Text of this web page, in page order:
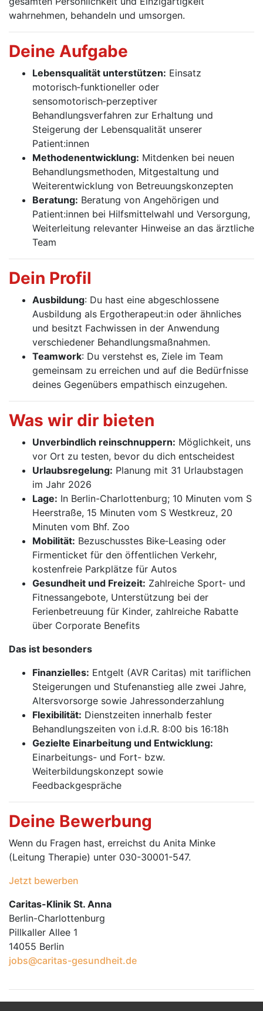
wahrnehmen, behandeln und umsorgen.
Deine Aufgabe
Lebensqualität unterstützen: Einsatz
motorisch‑funktioneller oder
sensomotorisch‑perzeptiver
Behandlungsverfahren zur Erhaltung und
Steigerung der Lebensqualität unserer
Patient:innen
Methodenentwicklung: Mitdenken bei neuen
Behandlungsmethoden, Mitgestaltung und
Weiterentwicklung von Betreuungskonzepten
Beratung: Beratung von Angehörigen und
Patient:innen bei Hilfsmittelwahl und ­Versorgung,
Weiterleitung relevanter Hinweise an das ärztliche
Team
Dein Profil
Ausbildung: Du hast eine abgeschlossene
Ausbildung als Ergotherapeut:in oder ähnliches
und besitzt Fachwissen in der Anwendung
verschiedener Behandlungsmaßnahmen.
Teamwork: Du verstehst es, Ziele im Team
gemeinsam zu erreichen und auf die Bedürfnisse
deines Gegenübers empathisch einzugehen.
Was wir dir bieten
Unverbindlich reinschnuppern: Möglichkeit, uns
vor Ort zu testen, bevor du dich entscheidest
Urlaubsregelung: Planung mit 31 Urlaubstagen
im Jahr 2026
Lage: In Berlin-Charlottenburg; 10 Minuten vom S
Heerstraße, 15 Minuten vom S Westkreuz, 20
Minuten vom Bhf. Zoo
Mobilität: Bezuschusstes Bike‑Leasing oder
Firmenticket für den öffentlichen Verkehr,
kostenfreie Parkplätze für Autos
Gesundheit und Freizeit: Zahlreiche Sport‑ und
Fitnessangebote, Unterstützung bei der
Ferienbetreuung für Kinder, zahlreiche Rabatte
über Corporate Benefits
Das ist besonders
Finanzielles: Entgelt (AVR Caritas) mit tariflichen
Steigerungen und Stufenanstieg alle zwei Jahre,
Altersvorsorge sowie Jahressonderzahlung
Flexibilität: Dienstzeiten innerhalb fester
Behandlungszeiten von i.d.R. 8:00 bis 16:18h
Gezielte Einarbeitung und Entwicklung:
Einarbeitungs- und Fort- bzw.
Weiterbildungskonzept sowie
Feedbackgespräche
Deine Bewerbung
Wenn du Fragen hast, erreichst du Anita Minke
(Leitung Therapie) unter 030-30001-547.
Jetzt bewerben
Caritas-Klinik St. Anna
Berlin-Charlottenburg
Pillkaller Allee 1
14055 Berlin
jobs@caritas-gesundheit.de